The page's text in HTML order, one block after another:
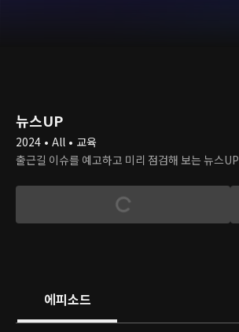
뉴스UP
2024 • All • 교육
출근길 이슈를 예고하고 미리 점검해 보는 뉴스UP
에피소드